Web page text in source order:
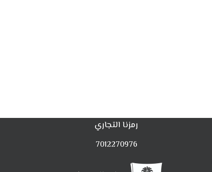
رمزنا التجاري
7012270976